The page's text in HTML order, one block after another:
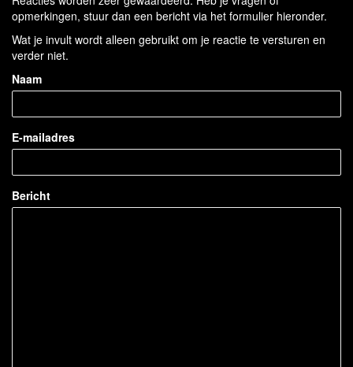
opmerkingen, stuur dan een bericht via het formulier hieronder.
Wat je invult wordt alleen gebruikt om je reactie te versturen en
verder niet.
Naam
E-mailadres
Bericht